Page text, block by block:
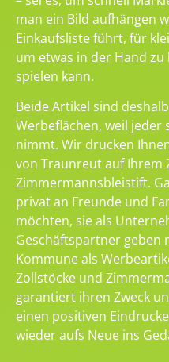
man ein Bild aufhängen
Einkaufsliste führt, für
um etwas in der Hand
spielen kann.
Beide Artikel sind
Werbeflächen, weil jeder
nimmt. Wir drucken
von Traunreut auf Ihrem
Zimmermannsbleistift.
privat an Freunde und
möchten, sie als
Geschäftspartner geben
Kommune als
Zollstöcke und
garantiert ihren Zweck
einen positiven
wieder aufs Neue ins